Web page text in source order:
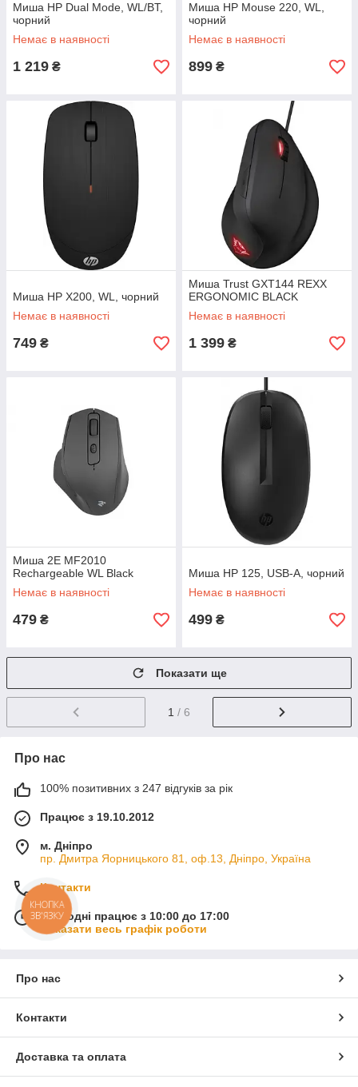
Миша HP Dual Mode, WL/BT,
чорний
Немає в наявності
1 219 ₴
Миша HP Mouse 220, WL,
чорний
Немає в наявності
899 ₴
Миша HP X200, WL, чорний
Немає в наявності
749 ₴
Миша Trust GXT144 REXX
ERGONOMIC BLACK
Немає в наявності
1 399 ₴
Миша 2E MF2010
Rechargeable WL Black
Немає в наявності
479 ₴
Миша HP 125, USB-A, чорний
Немає в наявності
499 ₴
Показати ще
1 / 6
Про нас
100% позитивних з 247 відгуків за рік
Працює з 19.10.2012
м. Дніпро
пр. Дмитра Яорницького 81, оф.13, Дніпро, Україна
Контакти
Сьогодні працює з 10:00 до 17:00
Показати весь графік роботи
Про нас
Контакти
Доставка та оплата
КНОПКА
ЗВ'ЯЗКУ